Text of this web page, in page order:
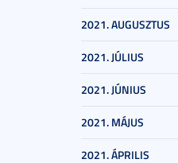
2021. AUGUSZTUS
2021. JÚLIUS
2021. JÚNIUS
2021. MÁJUS
2021. ÁPRILIS